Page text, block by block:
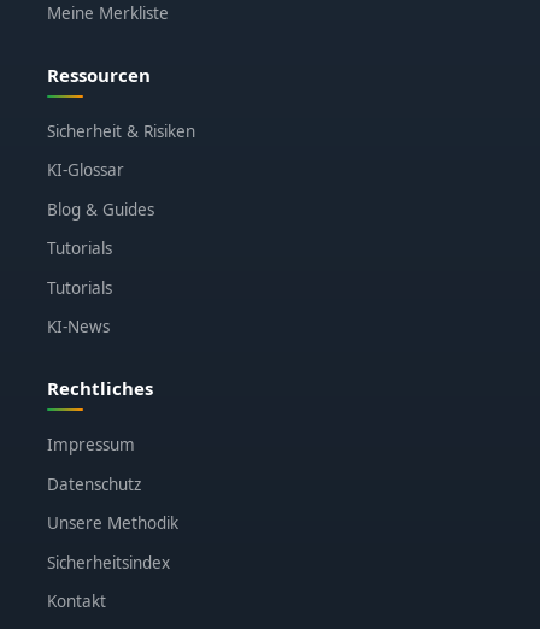
Meine Merkliste
Ressourcen
Sicherheit & Risiken
KI-Glossar
Blog & Guides
Tutorials
Tutorials
KI-News
Rechtliches
Impressum
Datenschutz
Unsere Methodik
Sicherheitsindex
Kontakt